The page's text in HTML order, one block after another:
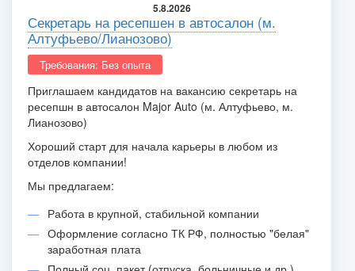
5.8.2026
Секретарь на ресепшен в автосалон (м.
Алтуфьево/Лианозово)
Требования: Без опыта
Приглашаем кандидатов на вакансию секретарь на
ресепшн в автосалон Major Auto (м. Алтуфьево, м.
Лианозово)
Хороший старт для начала карьеры в любом из
отделов компании!
Мы предлагаем:
Работа в крупной, стабильной компании
Оформление согласно ТК РФ, полностью "белая"
заработная плата